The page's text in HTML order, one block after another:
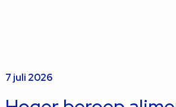
7 juli 2026